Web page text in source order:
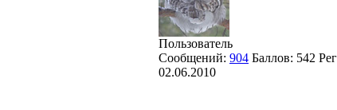
Пользователь
Сообщений: 904 Баллов: 542
02.06.2010